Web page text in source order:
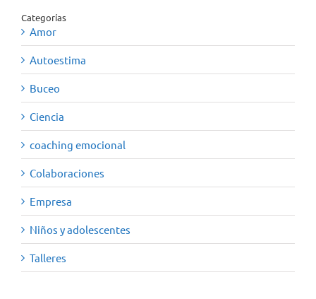
Categorías
Amor
Autoestima
Buceo
Ciencia
coaching emocional
Colaboraciones
Empresa
Niños y adolescentes
Talleres